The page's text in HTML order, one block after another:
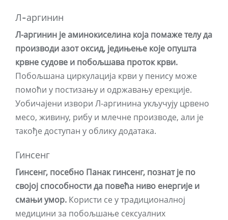
Л-аргинин
Л-аргинин је аминокиселина која помаже телу да
производи азот оксид, једињење које опушта
крвне судове и побољшава проток крви.
Побољшана циркулација крви у пенису може
помоћи у постизању и одржавању ерекције.
Уобичајени извори Л-аргинина укључују црвено
месо, живину, рибу и млечне производе, али је
такође доступан у облику додатака.
Гинсенг
Гинсенг, посебно Панак гинсенг, познат је по
својој способности да повећа ниво енергије и
смањи умор. Користи се у традиционалној
медицини за побољшање сексуалних